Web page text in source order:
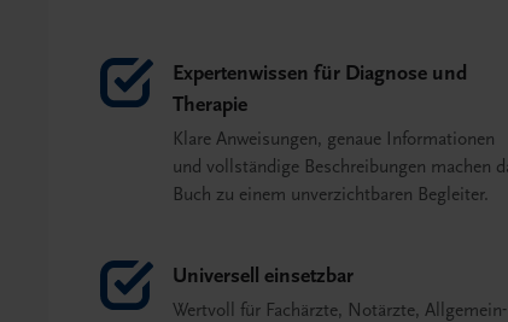
Expertenwissen für Diagnose und
Therapie
Klare Anweisungen, genaue Informationen
und vollständige Beschreibungen machen
Buch zu einem unverzichtbaren Begleiter.
Universell einsetzbar
Wertvoll für Fachärzte, Notärzte, Allgemein-